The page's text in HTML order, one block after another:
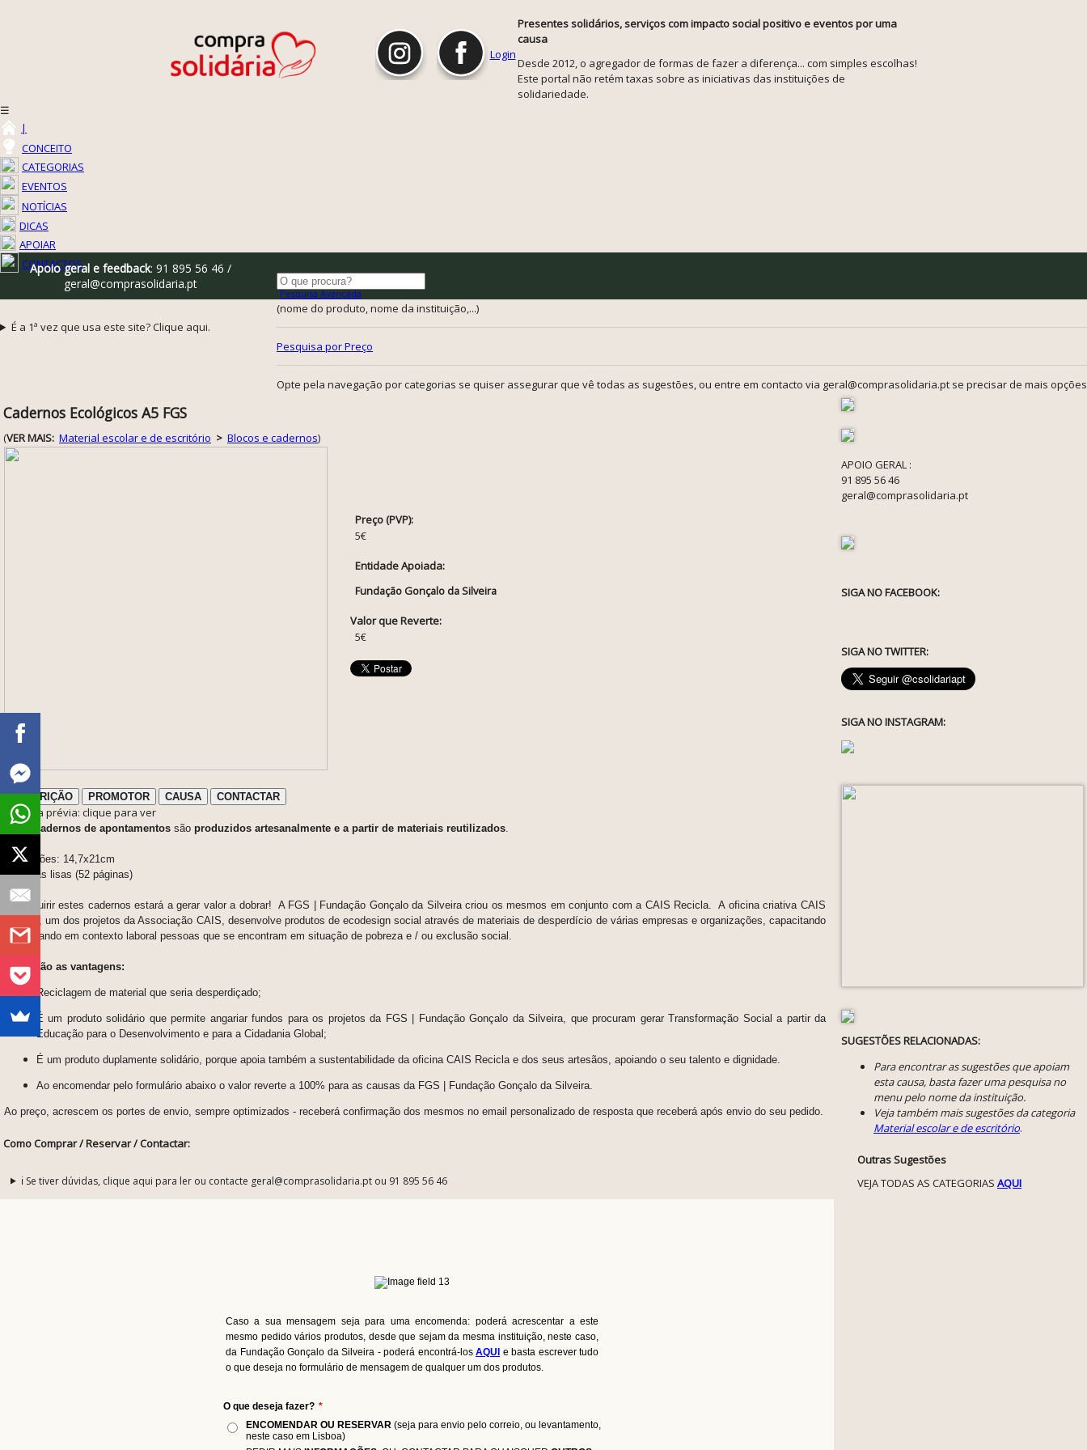
Login
Presentes solidários, serviços com impacto social positivo e eventos por uma
causa
Desde 2012, o agregador de formas de fazer a diferença... com simples escolhas!
Este portal não retém taxas sobre as iniciativas das instituições de
solidariedade.
☰
|
CONCEITO
CATEGORIAS
EVENTOS
NOTÍCIAS
DICAS
APOIAR
CONTACTOS
Pesquisa Avançada
(nome do produto, nome da instituição,...)
Pesquisa por Preço
Opte pela navegação por categorias se quiser assegurar que vê todas as sugestões, ou entre em contacto via geral@comprasolidaria.pt se precisar de mais opções
Apoio geral e feedback: 91 895 56 46 /
geral@comprasolidaria.pt
É a 1ª vez que usa este site? Clique aqui.
Cadernos Ecológicos A5 FGS
(VER MAIS: Material escolar e de escritório > Blocos e cadernos)
Preço (PVP):
5€
Entidade Apoiada:
Fundação Gonçalo da Silveira
Valor que Reverte:
5€
DESCRIÇÃO PROMOTOR CAUSA CONTACTAR
ℹ️ Nota prévia: clique para ver
Estes cadernos de apontamentos são produzidos artesanalmente e a partir de materiais reutilizados
Dimensões: 14,7x21cm
26 folhas lisas (52 páginas)
Ao adquirir estes cadernos estará a gerar valor a dobrar! A FGS | Fundação Gonçalo da Silveira criou os mesmos em conjunto com a CAIS Recicla. A oficina criativa CAIS
Recicla, um dos projetos da Associação CAIS, desenvolve produtos de ecodesign social através de materiais de desperdício de várias empresas e organizações, capacitando
e integrando em contexto laboral pessoas que se encontram em situação de pobreza e / ou exclusão social.
Estas são as vantagens:
Reciclagem de material que seria desperdiçado;
É um produto solidário que permite angariar fundos para os projetos da FGS | Fundação Gonçalo da Silveira, que procuram gerar Transformação Social a partir da
Educação para o Desenvolvimento e para a Cidadania Global;
É um produto duplamente solidário, porque apoia também a sustentabilidade da oficina CAIS Recicla e dos seus artesãos, apoiando o seu talento e dignidade.
Ao encomendar pelo formulário abaixo o valor reverte a 100% para as causas da FGS | Fundação Gonçalo da Silveira.
Ao preço, acrescem os portes de envio, sempre optimizados - receberá confirmação dos mesmos no email personalizado de resposta que receberá após envio do seu pedido.
Como Comprar / Reservar / Contactar:
ℹ️ Se tiver dúvidas, clique aqui para ler ou contacte geral@comprasolidaria.pt ou 91 895 56 46
APOIO GERAL :
91 895 56 46
geral@comprasolidaria.pt
SIGA NO FACEBOOK:
SIGA NO TWITTER:
SIGA NO INSTAGRAM:
SUGESTÕES RELACIONADAS:
Para encontrar as sugestões que apoiam
esta causa, basta fazer uma pesquisa no
menu pelo nome da instituição.
Veja também mais sugestões da categoria
Material escolar e de escritório.
Outras Sugestões
VEJA TODAS AS CATEGORIAS AQUI